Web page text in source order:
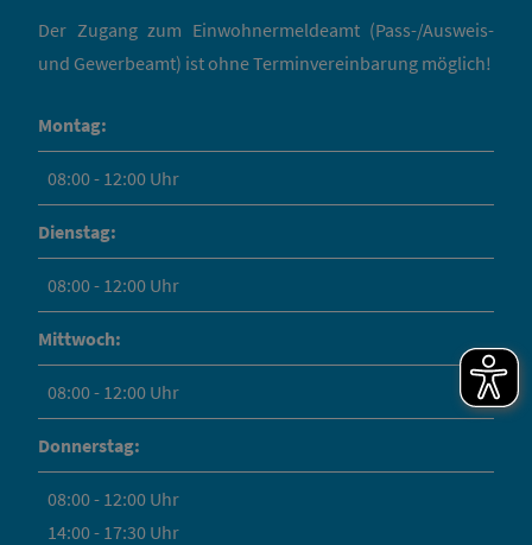
Der Zugang zum Einwohnermeldeamt (Pass-/Ausweis-
und Gewerbeamt) ist ohne Terminvereinbarung möglich!
Montag:
08:00 - 12:00 Uhr
Dienstag:
08:00 - 12:00 Uhr
Mittwoch:
08:00 - 12:00 Uhr
Donnerstag:
08:00 - 12:00 Uhr
14:00 - 17:30 Uhr